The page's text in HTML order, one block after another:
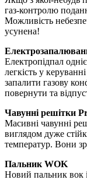
газ-контролю
Можливість
усунена!
Електропідпал
легкість у
запалити газову
повернути та
Чавунні решітки
Масивні чавунні
виглядом дуже
температур. Вони
Пальник WOK
Новий пальник вок